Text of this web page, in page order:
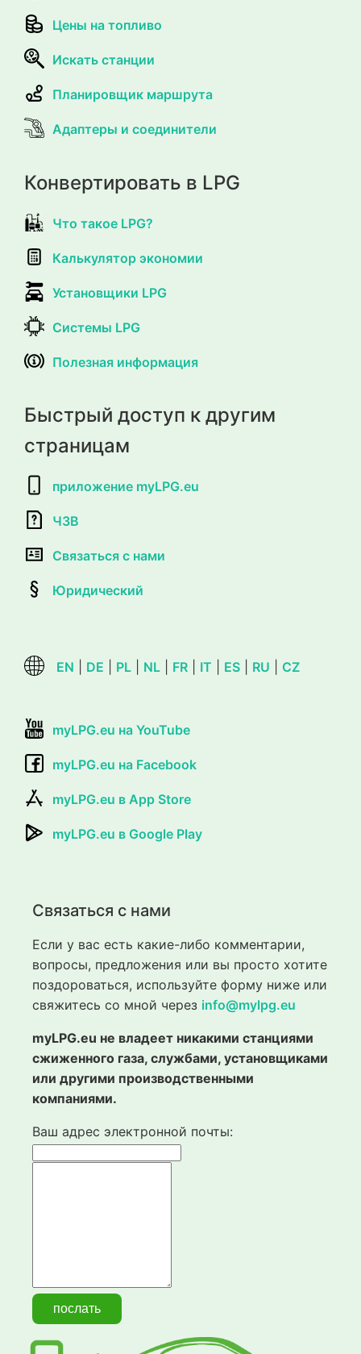
Цены на топливо
Искать станции
Планировщик маршрута
Адаптеры и соединители
Конвертировать в LPG
Что такое LPG?
Калькулятор экономии
Установщики LPG
Системы LPG
Полезная информация
Быстрый доступ к другим
страницам
приложение myLPG.eu
ЧЗВ
Связаться с нами
Юридический
EN DE PL NL FR IT ES RU CZ
myLPG.eu на YouTube
myLPG.eu на Facebook
myLPG.eu в App Store
myLPG.eu в Google Play
Связаться с нами
Если у вас есть какие-либо комментарии,
вопросы, предложения или вы просто хотите
поздороваться, используйте форму ниже или
свяжитесь со мной через info@mylpg.eu
myLPG.eu не владеет никакими станциями
сжиженного газа, службами, установщиками
или другими производственными
компаниями.
Ваш адрес электронной почты: